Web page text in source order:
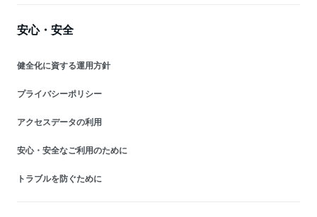
安心・安全
健全化に資する運用方針
プライバシーポリシー
アクセスデータの利用
安心・安全なご利用のために
トラブルを防ぐために